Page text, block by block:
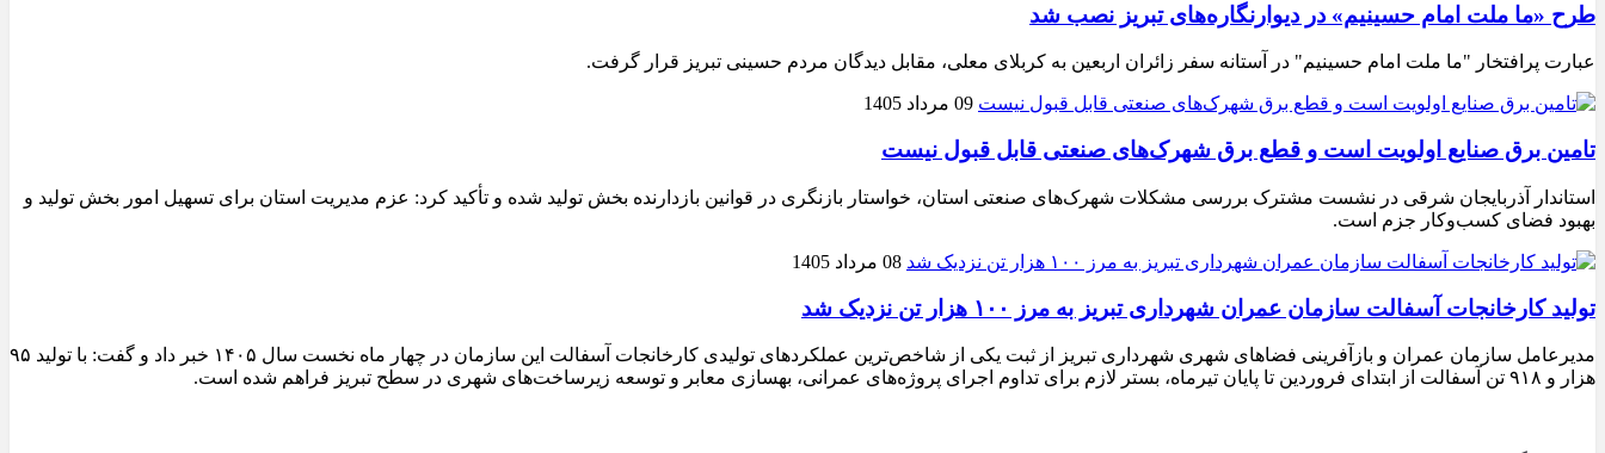
طرح «ما ملت امام حسینیم» در دیوارنگاره‌های تبریز نصب شد
عبارت پرافتخار "ما ملت امام حسینیم" در آستانه سفر زائران اربعین به کربلای معلی، مقابل دیدگان مردم حسینی تبریز قرار گرفت.
09 مرداد 1405
تامین برق صنایع اولویت است و قطع برق شهرک‌های صنعتی قابل قبول نیست
استاندار آذربایجان شرقی در نشست مشترک بررسی مشکلات شهرک‌های صنعتی استان، خواستار بازنگری در قوانین بازدارنده بخش تولید شده و تأکید کرد: عزم مدیریت استان برای تسهیل امور بخش تولید و
بهبود فضای کسب‌وکار جزم است.
08 مرداد 1405
تولید کارخانجات آسفالت سازمان عمران شهرداری تبریز به مرز ۱۰۰ هزار تن نزدیک شد
مدیرعامل سازمان عمران و بازآفرینی فضاهای شهری شهرداری تبریز از ثبت یکی از شاخص‌ترین عملکردهای تولیدی کارخانجات آسفالت این سازمان در چهار ماه نخست سال ۱۴۰۵ خبر داد و گفت: با تولید ۹۵
هزار و ۹۱۸ تن آسفالت از ابتدای فروردین تا پایان تیرماه، بستر لازم برای تداوم اجرای پروژه‌های عمرانی، بهسازی معابر و توسعه زیرساخت‌های شهری در سطح تبریز فراهم شده است.